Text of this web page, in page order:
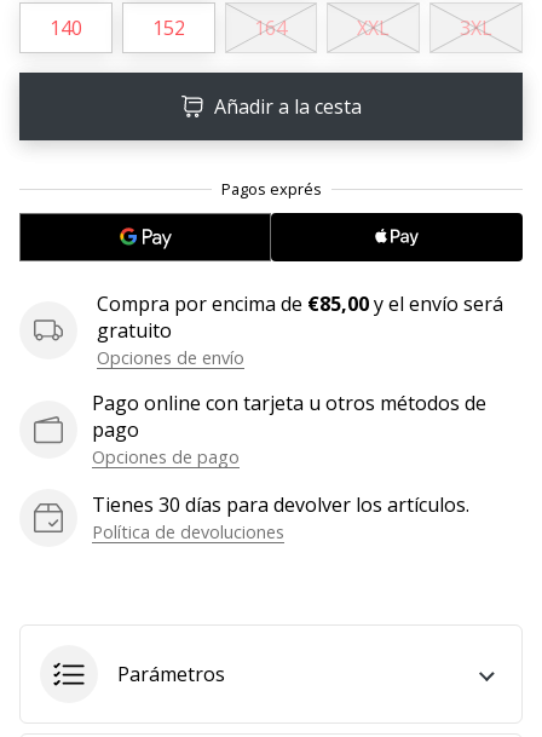
¿Te
consideras
un
queremos
Mostrar
todos
artículos
140 152 164 XXL 3XL
Añadir a la cesta
Compra por encima de €85,00y el envío será
gratuito
Opciones de envío
Pago online con tarjeta u otros métodos de
pago
Opciones de pago
Tienes 30 días para devolver los artículos.
Política de devoluciones
Parámetros